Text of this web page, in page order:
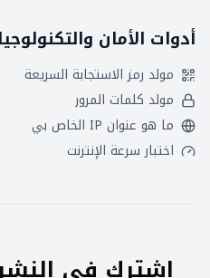
أدوات الأمان والتكنولوجيا
مولد رمز الاستجابة السريعة
مولد كلمات المرور
ما هو عنوان IP الخاص بي
اختبار سرعة الإنترنت